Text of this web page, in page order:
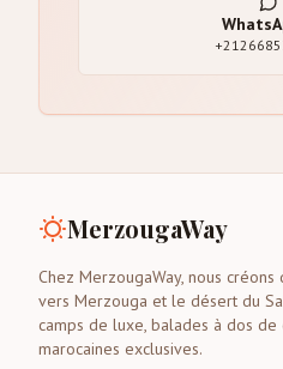
MerzougaWay
Chez MerzougaWay, nous
vers Merzouga et le désert du
camps de luxe, balades à dos
marocaines exclusives.